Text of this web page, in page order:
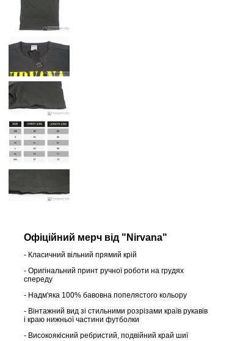
Офіційний мерч від "Nirvana"
- Класичний вільний прямий крій
- Оригінальний принт ручної роботи на грудях
спереду
- Надм'яка 100% бавовна попелястого кольору
- Вінтажний вид зі стильними розрізами країв рукавів
і краю нижньої частини футболки
- Високоякісний ребристий, подвійний край шиї